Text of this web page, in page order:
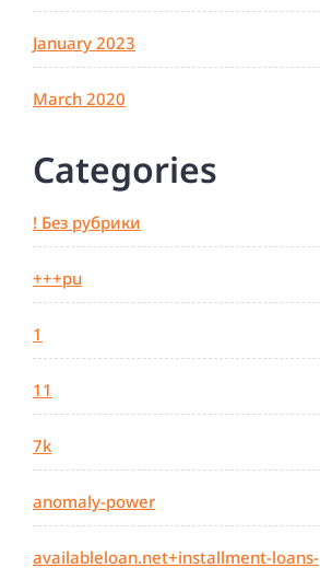
January 2023
March 2020
Categories
! Без рубрики
+++pu
1
11
7k
anomaly-power
availableloan.net+installment-loans-